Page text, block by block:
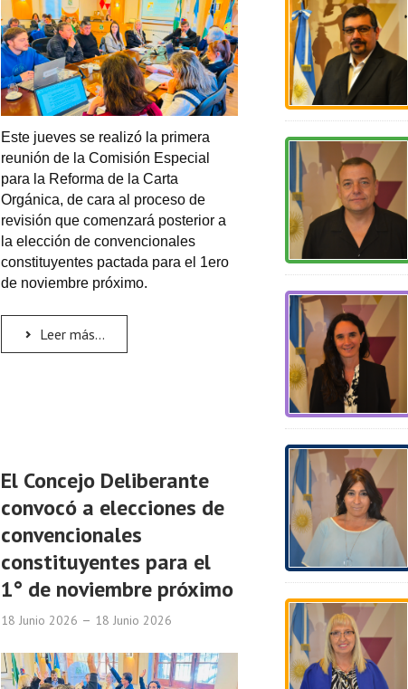
Este jueves se realizó la primera
reunión de la Comisión Especial
para la Reforma de la Carta
Orgánica, de cara al proceso de
revisión que comenzará posterior a
la elección de convencionales
constituyentes pactada para el 1ero
de noviembre próximo.
Leer más...
El Concejo Deliberante
convocó a elecciones de
convencionales
constituyentes para el
1° de noviembre próximo
18 Junio 2026 18 Junio 2026